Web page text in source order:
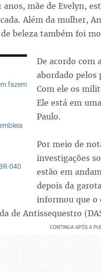
mãe de Evelyn,
Além da mulher,
beleza também foi
fazem
040
De acordo com
abordado
Com ele os
Ele está em
Paulo.
Por meio de
investigações
estão em
depois da
informou que o
de Antissequestro